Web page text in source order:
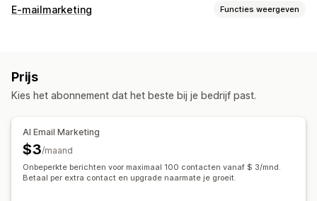
Winkelwagenherstel
Tijdsgebonden aanbiedingen
Geautomatiseerde workflows
Weergaveopties
Aangepaste branding
Aangepaste kortingscodes
Triggers Templates
Aanpasbare widgets Meerdere talen
E-mailmarketing Functies weergeven
Kortingen
Productrecensies
Bewerkingstool
Lijst voor e-mailverzameling Sms-opnamelijst
Prijs
Kies het abonnement dat het beste bij je bedrijf past.
AI Email Marketing
$3/maand
Onbeperkte berichten voor maximaal 100 contacten vanaf $ 3/mnd.
Betaal per extra contact en upgrade naarmate je groeit.